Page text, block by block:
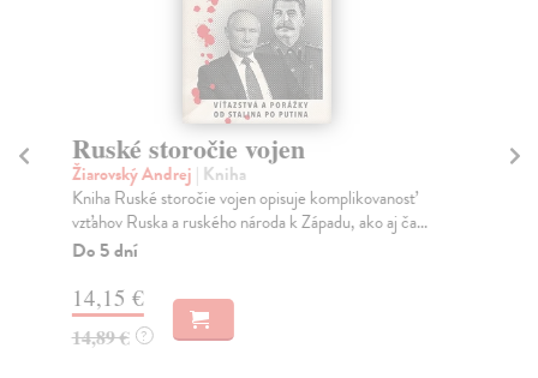
Ruské storočie vojen
Žiarovský Andrej | Kniha
Kniha Ruské storočie vojen opisuje komplikovanosť
vzťahov Ruska a ruského národa k Západu, ako aj ča...
Do 5 dní
14,15 €
14,89 € ?